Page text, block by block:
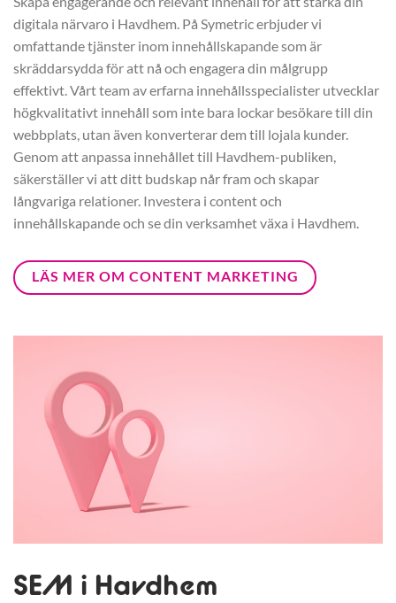
digitala närvaro i Havdhem. På Symetric erbjuder vi
omfattande tjänster inom innehållskapande som är
skräddarsydda för att nå och engagera din målgrupp
effektivt. Vårt team av erfarna innehållsspecialister utvecklar
högkvalitativt innehåll som inte bara lockar besökare till din
webbplats, utan även konverterar dem till lojala kunder.
Genom att anpassa innehållet till Havdhem-publiken,
säkerställer vi att ditt budskap når fram och skapar
långvariga relationer. Investera i content och
innehållskapande och se din verksamhet växa i Havdhem.
LÄS MER OM CONTENT MARKETING
SEM i Havdhem